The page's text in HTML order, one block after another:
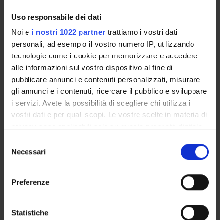
Uso responsabile dei dati
Noi e i nostri 1022 partner trattiamo i vostri dati
personali, ad esempio il vostro numero IP, utilizzando
tecnologie come i cookie per memorizzare e accedere
alle informazioni sul vostro dispositivo al fine di
pubblicare annunci e contenuti personalizzati, misurare
gli annunci e i contenuti, ricercare il pubblico e sviluppare
i servizi. Avete la possibilità di scegliere chi utilizza i
vostri dati e per quali scopi. Le vostre scelte in materia di
modificare o revocare il proprio consenso in qualsiasi
momento dalla Dichiarazione sui cookie o facendo clic
raccogliere informazioni sulla tua posizione
delNecessari
Preferenze
Statistiche
Degree Programme
Exam calendar
Notices
Thesis and internship proposals
Governing bodies
Faculty staff
STUDYING
PHD PROGRAMMES AND POSTGRADUATE